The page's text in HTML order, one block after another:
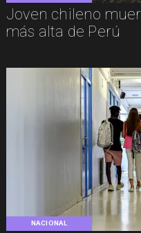
Joven chileno
más alta de Perú
NACIONAL